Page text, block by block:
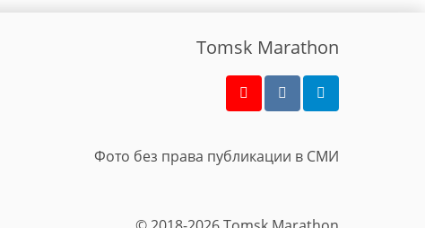
Tomsk Marathon
Фото без права публикации в СМИ